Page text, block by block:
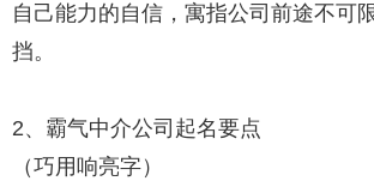
自己能力的自信，寓指公司前途不可
挡。
2、霸气中介公司起名要点
（巧用响亮字）